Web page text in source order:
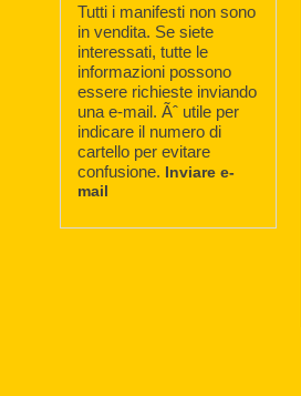
Tutti i manifesti non sono
in vendita. Se siete
interessati, tutte le
informazioni possono
essere richieste inviando
una e-mail. Ãˆ utile per
indicare il numero di
cartello per evitare
confusione. Inviare e-
mail